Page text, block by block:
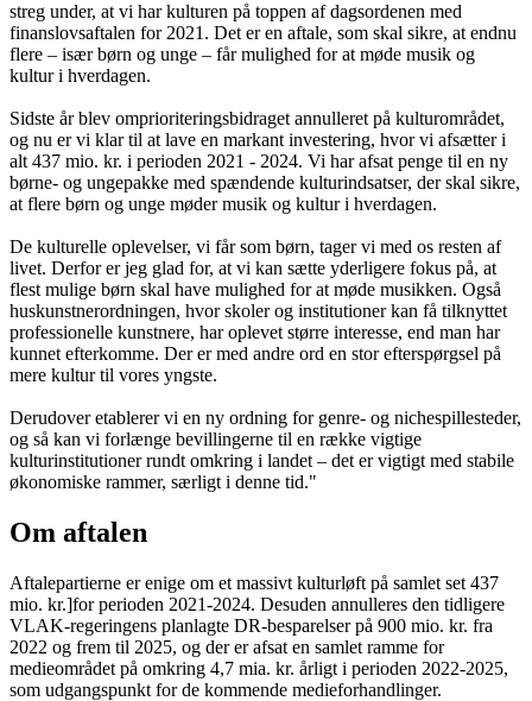
streg under, at vi har kulturen på toppen af dagsordenen med
finanslovsaftalen for 2021. Det er en aftale, som skal sikre, at endnu
flere – især børn og unge – får mulighed for at møde musik og
kultur i hverdagen.
Sidste år blev omprioriteringsbidraget annulleret på kulturområdet,
og nu er vi klar til at lave en markant investering, hvor vi afsætter i
alt 437 mio. kr. i perioden 2021 - 2024. Vi har afsat penge til en ny
børne- og ungepakke med spændende kulturindsatser, der skal sikre,
at flere børn og unge møder musik og kultur i hverdagen.
De kulturelle oplevelser, vi får som børn, tager vi med os resten af
livet. Derfor er jeg glad for, at vi kan sætte yderligere fokus på, at
flest mulige børn skal have mulighed for at møde musikken. Også
huskunstnerordningen, hvor skoler og institutioner kan få tilknyttet
professionelle kunstnere, har oplevet større interesse, end man har
kunnet efterkomme. Der er med andre ord en stor efterspørgsel på
mere kultur til vores yngste.
Derudover etablerer vi en ny ordning for genre- og nichespillesteder,
og så kan vi forlænge bevillingerne til en række vigtige
kulturinstitutioner rundt omkring i landet – det er vigtigt med stabile
økonomiske rammer, særligt i denne tid."
Om aftalen
Aftalepartierne er enige om et massivt kulturløft på samlet set 437
mio. kr.]for perioden 2021-2024. Desuden annulleres den tidligere
VLAK-regeringens planlagte DR-besparelser på 900 mio. kr. fra
2022 og frem til 2025, og der er afsat en samlet ramme for
medieområdet på omkring 4,7 mia. kr. årligt i perioden 2022-2025,
som udgangspunkt for de kommende medieforhandlinger.